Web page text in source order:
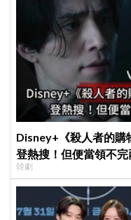
Disney+《殺人者的購
登熱搜！但便當領不
韓劇